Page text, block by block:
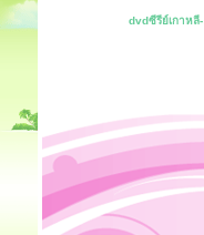
dvdซีรีย์เกาหลี-